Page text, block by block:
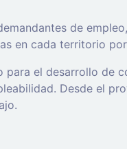
de
en cada territorio
el desarrollo de
Desde el